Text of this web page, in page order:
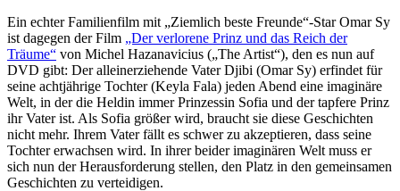
Ein echter Familienfilm mit „Ziemlich beste Freunde“-Star Omar Sy
ist dagegen der Film „Der verlorene Prinz und das Reich der
Träume“ von Michel Hazanavicius („The Artist“), den es nun auf
DVD gibt: Der alleinerziehende Vater Djibi (Omar Sy) erfindet für
seine achtjährige Tochter (Keyla Fala) jeden Abend eine imaginäre
Welt, in der die Heldin immer Prinzessin Sofia und der tapfere Prinz
ihr Vater ist. Als Sofia größer wird, braucht sie diese Geschichten
nicht mehr. Ihrem Vater fällt es schwer zu akzeptieren, dass seine
Tochter erwachsen wird. In ihrer beider imaginären Welt muss er
sich nun der Herausforderung stellen, den Platz in den gemeinsamen
Geschichten zu verteidigen.